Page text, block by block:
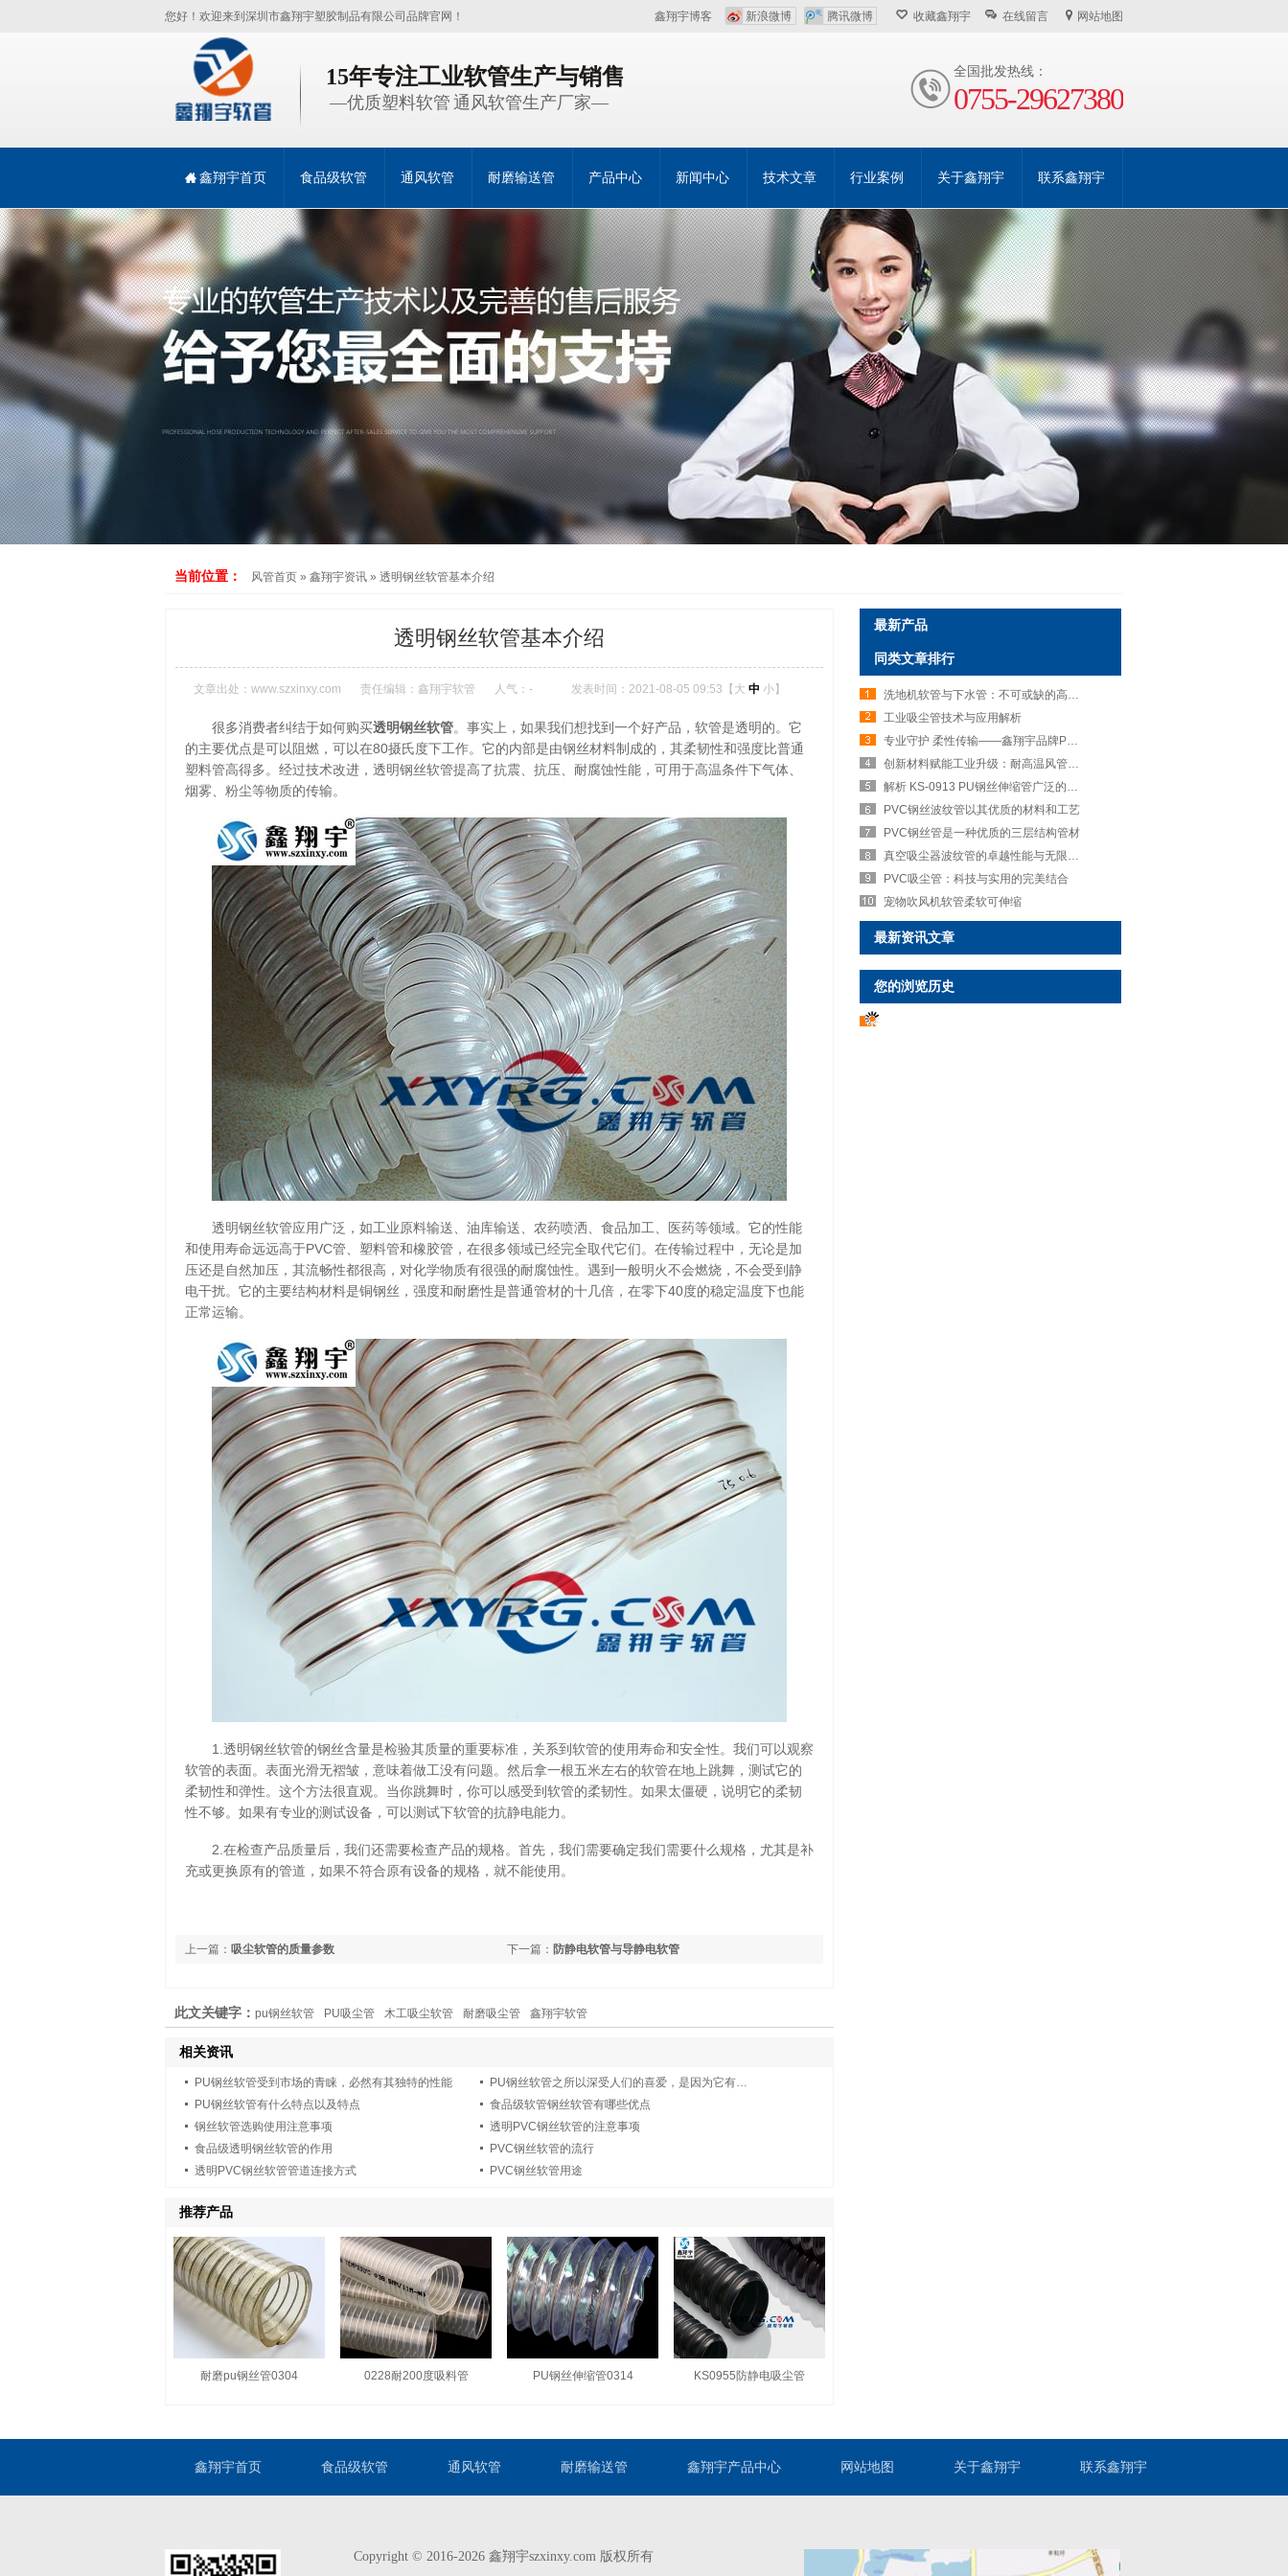
鑫翔宇博客 新浪微博 腾讯微博 收藏鑫翔宇 在线留言 网站地图
您好！欢迎来到深圳市鑫翔宇塑胶制品有限公司品牌官网！
全国批发热线：
0755-29627380
15年专注工业软管生产与销售
—优质塑料软管 通风软管生产厂家—
鑫翔宇首页 食品级软管 通风软管 耐磨输送管 产品中心 新闻中心 技术文章 行业案例 关于鑫翔宇 联系鑫翔宇
当前位置： 风管首页 » 鑫翔宇资讯 » 透明钢丝软管基本介绍
透明钢丝软管基本介绍
文章出处： www.szxinxy.com 责任编辑：鑫翔宇软管 人气： - 发表时间：2021-08-05 09:53【 大 中 小】
很多消费者纠结于如何购买透明钢丝软管。事实上，如果我们想找到一个好产品，软管是透明的。它
的主要优点是可以阻燃，可以在80摄氏度下工作。它的内部是由钢丝材料制成的，其柔韧性和强度比普通
塑料管高得多。经过技术改进，透明钢丝软管提高了抗震、抗压、耐腐蚀性能，可用于高温条件下气体、
烟雾、粉尘等物质的传输。
透明钢丝软管应用广泛，如工业原料输送、油库输送、农药喷洒、食品加工、医药等领域。它的性能
和使用寿命远远高于PVC管、塑料管和橡胶管，在很多领域已经完全取代它们。在传输过程中，无论是加
压还是自然加压，其流畅性都很高，对化学物质有很强的耐腐蚀性。遇到一般明火不会燃烧，不会受到静
电干扰。它的主要结构材料是铜钢丝，强度和耐磨性是普通管材的十几倍，在零下40度的稳定温度下也能
正常运输。
1.透明钢丝软管的钢丝含量是检验其质量的重要标准，关系到软管的使用寿命和安全性。我们可以观察
软管的表面。表面光滑无褶皱，意味着做工没有问题。然后拿一根五米左右的软管在地上跳舞，测试它的
柔韧性和弹性。这个方法很直观。当你跳舞时，你可以感受到软管的柔韧性。如果太僵硬，说明它的柔韧
性不够。如果有专业的测试设备，可以测试下软管的抗静电能力。
2.在检查产品质量后，我们还需要检查产品的规格。首先，我们需要确定我们需要什么规格，尤其是补
充或更换原有的管道，如果不符合原有设备的规格，就不能使用。
下一篇： 防静电软管与导静电软管
上一篇： 吸尘软管的质量参数
此文关键字： pu钢丝软管 PU吸尘管 木工吸尘软管 耐磨吸尘管 鑫翔宇软管
相关资讯
PU钢丝软管受到市场的青睐，必然有其独特的性能
PU钢丝软管之所以深受人们的喜爱，是因为它有很多优点
PU钢丝软管有什么特点以及特点
食品级软管钢丝软管有哪些优点
钢丝软管选购使用注意事项
透明PVC钢丝软管的注意事项
食品级透明钢丝软管的作用
PVC钢丝软管的流行
透明PVC钢丝软管管道连接方式
PVC钢丝软管用途
推荐产品
耐磨pu钢丝管0304 0228耐200度吸料管 PU钢丝伸缩管0314 KS0955防静电吸尘管
最新产品
同类文章排行
洗地机软管与下水管：不可或缺的高效清洁伙伴
工业吸尘管技术与应用解析
专业守护 柔性传输——鑫翔宇品牌PVC钢丝波纹管
创新材料赋能工业升级：耐高温风管的性能优势与多元应用
解析 KS-0913 PU钢丝伸缩管广泛的应用场景
PVC钢丝波纹管以其优质的材料和工艺
PVC钢丝管是一种优质的三层结构管材
真空吸尘器波纹管的卓越性能与无限可能
PVC吸尘管：科技与实用的完美结合
宠物吹风机软管柔软可伸缩
最新资讯文章
您的浏览历史
鑫翔宇首页 食品级软管 通风软管 耐磨输送管 鑫翔宇产品中心 网站地图 关于鑫翔宇 联系鑫翔宇
Copyright © 2016-2026 鑫翔宇szxinxy.com 版权所有